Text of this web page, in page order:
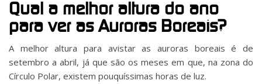
Qual a melhor altura do ano
para ver as Auroras Boreais?
A melhor altura para avistar as auroras boreais é de
setembro a abril, já que são os meses em que, na zona do
Círculo Polar, existem pouquíssimas horas de luz.